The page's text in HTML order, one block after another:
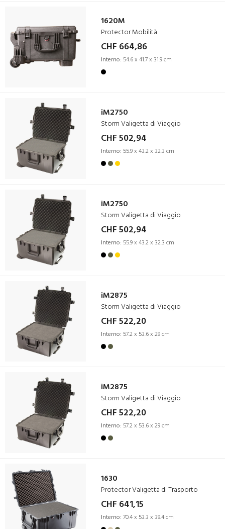
1620M
Protector Mobilità
CHF 664,86
Interno: 54.6 x 41.7 x 31.9 cm
iM2750
Storm Valigetta di Viaggio
CHF 502,94
Interno: 55.9 x 43.2 x 32.3 cm
iM2750
Storm Valigetta di Viaggio
CHF 502,94
Interno: 55.9 x 43.2 x 32.3 cm
iM2875
Storm Valigetta di Viaggio
CHF 522,20
Interno: 57.2 x 53.6 x 29 cm
iM2875
Storm Valigetta di Viaggio
CHF 522,20
Interno: 57.2 x 53.6 x 29 cm
1630
Protector Valigetta di Trasporto
CHF 641,15
Interno: 70.4 x 53.3 x 39.4 cm